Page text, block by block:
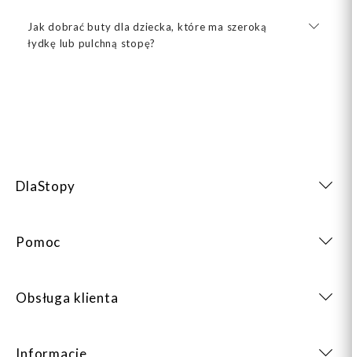
Jak dobrać buty dla dziecka, które ma szeroką
łydkę lub pulchną stopę?
DlaStopy
Pomoc
Obsługa klienta
Informacje